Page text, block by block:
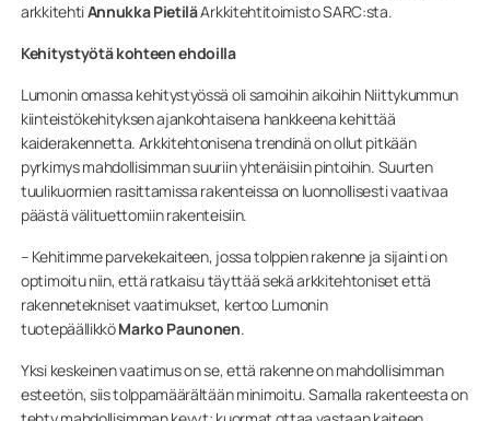
arkkitehtiAnnukka PietiläArkkitehtitoimisto SARC:sta.
Kehitystyötä kohteen ehdoilla
Lumonin omassa kehitystyössä oli samoihin aikoihin Niittykummun
kiinteistökehityksen ajankohtaisena hankkeena kehittää
kaiderakennetta. Arkkitehtonisena trendinä on ollut pitkään
pyrkimys mahdollisimman suuriin yhtenäisiin pintoihin. Suurten
tuulikuormien rasittamissa rakenteissa on luonnollisesti vaativaa
päästä välituettomiin rakenteisiin.
– Kehitimme parvekekaiteen, jossa tolppien rakenne ja sijainti on
optimoitu niin, että ratkaisu täyttää sekä arkkitehtoniset että
rakennetekniset vaatimukset, kertoo Lumonin
tuotepäällikköMarko Paunonen.
Yksi keskeinen vaatimus on se, että rakenne on mahdollisimman
esteetön, siis tolppamäärältään minimoitu. Samalla rakenteesta on